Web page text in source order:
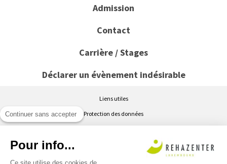
Admission
Contact
Carrière / Stages
Déclarer un évènement indésirable
Liens utiles
Protection des données
Accessibilité : partiellement conforme
Continuer sans accepter
Pour info...
Ce site utilise des cookies de